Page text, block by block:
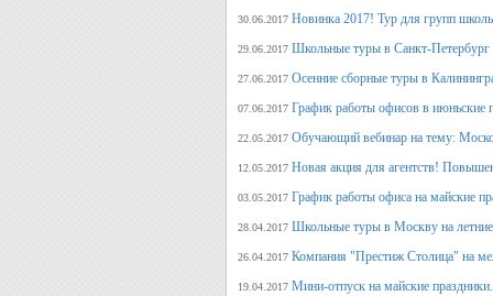
30.06.2017 Новинка 2017! Тур для групп
29.06.2017 Школьные туры в Санкт-Петербург
27.06.2017 Осенние сборные туры в
07.06.2017 График работы офисов в июньские
22.05.2017 Обучающий вебинар на тему:
12.05.2017 Новая акция для агентств!
03.05.2017 График работы офиса на майские
28.04.2017 Школьные туры в Москву на
26.04.2017 Компания "Престиж Столица" на
19.04.2017 Мини-отпуск на майские